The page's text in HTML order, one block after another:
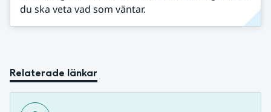
du ska veta vad som väntar.
Relaterade länkar